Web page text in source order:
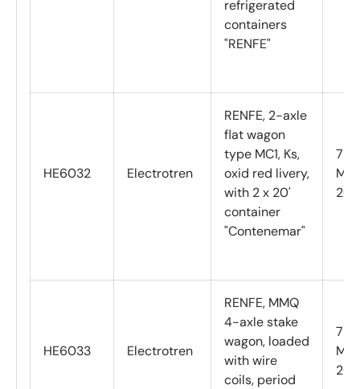
refrigerated
containers
"RENFE"
HE6032 Electrotren
RENFE, 2-axle
flat wagon
type MC1, Ks,
oxid red livery,
with 2 x 20'
container
"Contenemar"
7
Mar
HE6033 Electrotren
RENFE, MMQ
4-axle stake
wagon, loaded
with wire
coils, period
7
Mar